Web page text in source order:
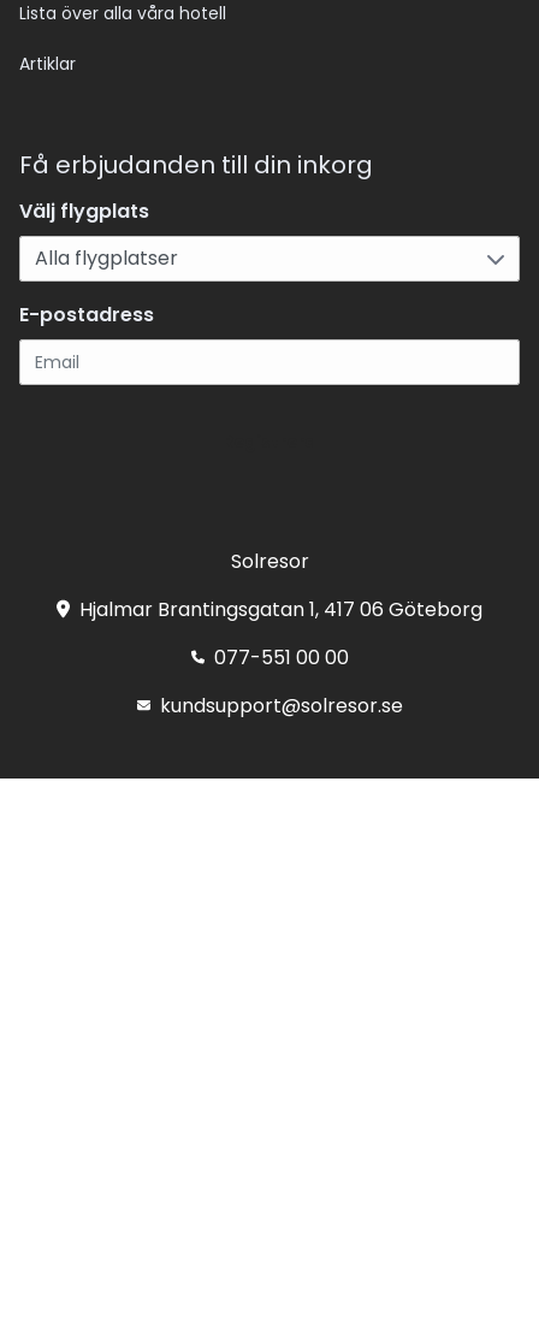
Lista över alla våra hotell
Artiklar
Få erbjudanden till din inkorg
Välj flygplats
E-postadress
Solresor
Hjalmar Brantingsgatan 1, 417 06 Göteborg
077-551 00 00
kundsupport@solresor.se